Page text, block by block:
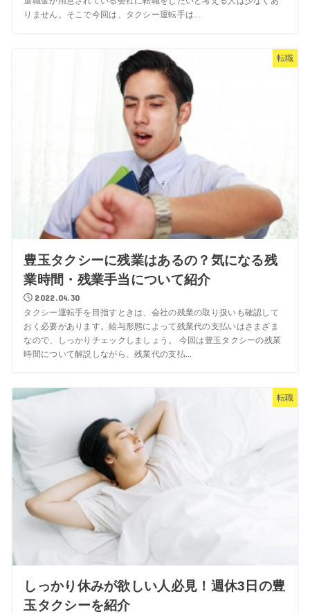
りません。そこで今回は、タクシー運転手は...
転職
豊玉タクシーに残業はあるの？気になる残
業時間・残業手当について紹介
2022.04.30
タクシー運転手を目指すときは、会社の残業の取り扱いも確認して
おく必要があります。給与形態によって残業代の支払いはさまざま
なので、しっかりチェックしましょう。 今回は豊玉タクシーの残業
時間について解説しながら、残業代の支払...
転職
しっかり休みが欲しい人必見！週休3日の豊
玉タクシーを紹介